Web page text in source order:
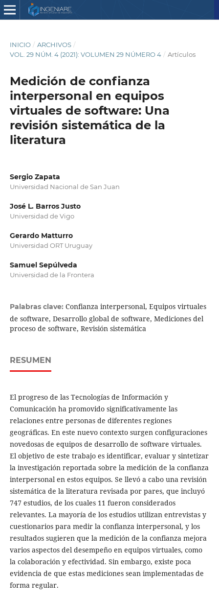
INICIO / ARCHIVOS /
VOL. 29 NÚM. 4 (2021): VOLUMEN 29 NÚMERO 4 / Artículos
Medición de confianza
interpersonal en equipos
virtuales de software: Una
revisión sistemática de la
literatura
Sergio Zapata
Universidad Nacional de San Juan
José L. Barros Justo
Universidad de Vigo
Gerardo Matturro
Universidad ORT Uruguay
Samuel Sepúlveda
Universidad de la Frontera
Palabras clave: Confianza interpersonal, Equipos virtuales
de software, Desarrollo global de software, Mediciones del
proceso de software, Revisión sistemática
RESUMEN
El progreso de las Tecnologías de Información y
Comunicación ha promovido significativamente las
relaciones entre personas de diferentes regiones
geográficas. En este nuevo contexto surgen configuraciones
novedosas de equipos de desarrollo de software virtuales.
El objetivo de este trabajo es identificar, evaluar y sintetizar
la investigación reportada sobre la medición de la confianza
interpersonal en estos equipos. Se llevó a cabo una revisión
sistemática de la literatura revisada por pares, que incluyó
747 estudios, de los cuales 11 fueron considerados
relevantes. La mayoría de los estudios utilizan entrevistas y
cuestionarios para medir la confianza interpersonal, y los
resultados sugieren que la medición de la confianza mejora
varios aspectos del desempeño en equipos virtuales, como
la colaboración y efectividad. Sin embargo, existe poca
evidencia de que estas mediciones sean implementadas de
forma regular.